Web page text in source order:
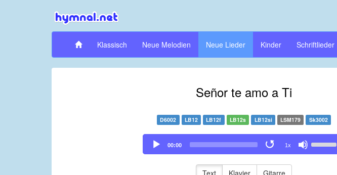
Klassisch Neue Melodien Neue Lieder Kinder Schriftlieder
Señor te amo a Ti
D6002 LB12 LB12f LB12s LB12si LSM179 Sk3002
Audio
Player
00:00 1x
Up/Down